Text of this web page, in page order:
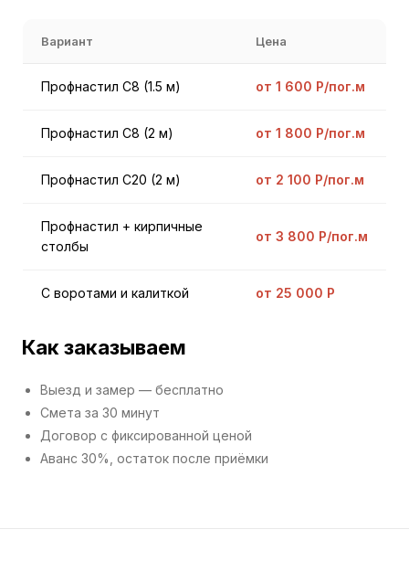
Вариант Цена
Профнастил С8 (1.5 м) от 1 600 Р/пог.м
Профнастил С8 (2 м) от 1 800 Р/пог.м
Профнастил С20 (2 м) от 2 100 Р/пог.м
Профнастил + кирпичные
столбы
от 3 800 Р/пог.м
С воротами и калиткой от 25 000 Р
Как заказываем
Выезд и замер — бесплатно
Смета за 30 минут
Договор с фиксированной ценой
Аванс 30%, остаток после приёмки